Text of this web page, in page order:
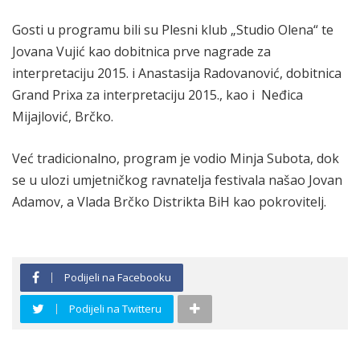
Gosti u programu bili su Plesni klub „Studio Olena“ te
Jovana Vujić kao dobitnica prve nagrade za
interpretaciju 2015. i Anastasija Radovanović, dobitnica
Grand Prixa za interpretaciju 2015., kao i Neđica
Mijajlović, Brčko.
Već tradicionalno, program je vodio Minja Subota, dok
se u ulozi umjetničkog ravnatelja festivala našao Jovan
Adamov, a Vlada Brčko Distrikta BiH kao pokrovitelj.
Podijeli na Facebooku
Podijeli na Twitteru